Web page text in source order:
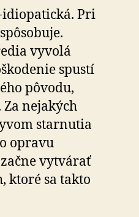
Pri
vyvolá
spustí
pôvodu,
nejakých
starnutia
opravu
vytvárať
ktoré sa takto